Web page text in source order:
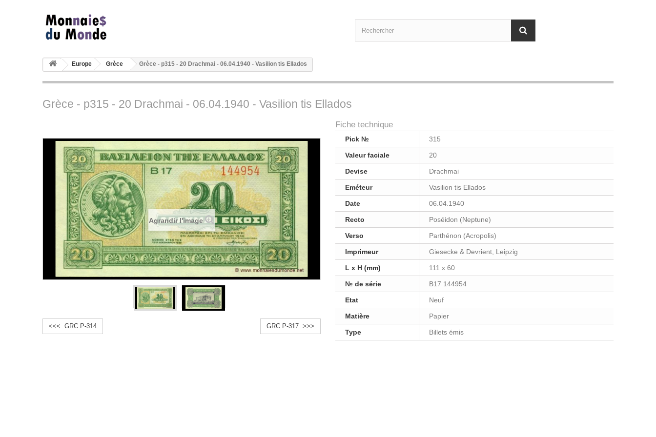
Europe Grèce Grèce - p315 - 20 Drachmai - 06.04.1940 - Vasilion tis Ellados
Grèce - p315 - 20 Drachmai - 06.04.1940 - Vasilion tis Ellados
Agrandir l'image
<<< GRC P-314 GRC P-317 >>>
Fiche technique
Pick № 315
Valeur faciale 20
Devise Drachmai
Eméteur Vasilion tis Ellados
Date 06.04.1940
Recto Poséidon (Neptune)
Verso Parthénon (Acropolis)
Imprimeur Giesecke & Devrient, Leipzig
L x H (mm) 111 x 60
№ de série B17 144954
Etat Neuf
Matière Papier
Type Billets émis